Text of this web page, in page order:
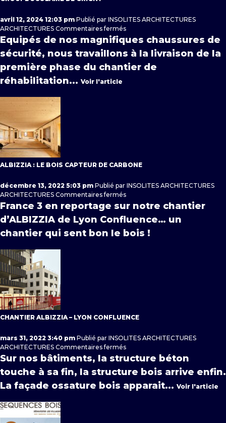
avril 12, 2024 12:03 pm Publié par INSOLITES ARCHITECTURES
ARCHITECTURES Commentaires ferméssur
Groupe
de
Grigny
Equipés de nos magnifiques chaussures de
sécurité, nous travaillons à la livraison de la
première phase du chantier de
réhabilitation... Voir l'article
ALBIZZIA : LE BOIS CAPTEUR DE CARBONE
décembre 13, 2022 5:03 pm Publié par INSOLITES ARCHITECTURES
ARCHITECTURES Commentaires ferméssur
ALBIZZIA
le
bois
France 3 en reportage sur notre chantier
d’ALBIZZIA de Lyon Confluence… un
chantier qui sent bon le bois !
CHANTIER ALBIZZIA – LYON CONFLUENCE
mars 31, 2022 3:40 pm Publié par INSOLITES ARCHITECTURES
ARCHITECTURES Commentaires ferméssur
Chantier
–
Lyon
Confluence
Sur nos bâtiments, la structure béton
touche à sa fin, la structure bois arrive enfin.
La façade ossature bois apparait... Voir l'article